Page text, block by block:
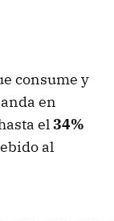
consume y
en
el34%
al